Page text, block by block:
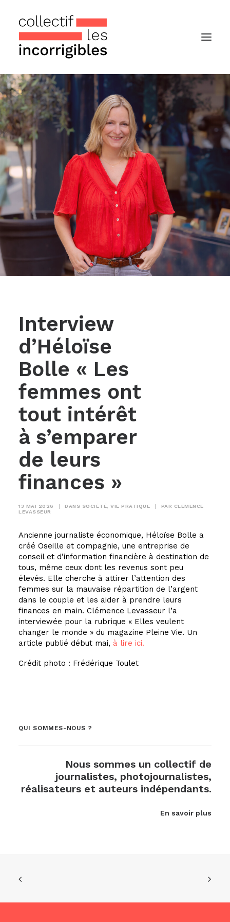
Accueil
Le collectif
Nos actualités
Notre « Incolettre » mensuelle
Recherche
Interview
d’Héloïse
Bolle « Les
femmes ont
tout intérêt
à s’emparer
de leurs
finances »
13 MAI 2026 | DANS SOCIÉTÉ VIE PRATIQUE | PAR CLÉMENCE
LEVASSEUR
Ancienne journaliste économique, Héloïse Bolle a
créé Oseille et compagnie, une entreprise de
conseil et d’information financière à destination de
tous, même ceux dont les revenus sont peu
élevés. Elle cherche à attirer l’attention des
femmes sur la mauvaise répartition de l’argent
dans le couple et les aider à prendre leurs
finances en main. Clémence Levasseur l’a
interviewée pour la rubrique « Elles veulent
changer le monde » du magazine Pleine Vie. Un
article publié début mai, à lire ici.
Crédit photo : Frédérique Toulet
QUI SOMMES-NOUS ?
Nous sommes un collectif de
journalistes, photojournalistes,
réalisateurs et auteurs indépendants.
En savoir plus